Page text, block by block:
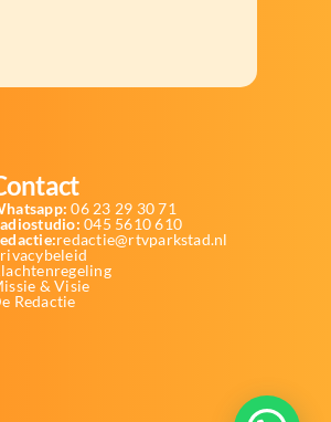
06 23 29 30 71
045 5610 610
redactie@rtvparkstad.nl
& Visie
Redactie